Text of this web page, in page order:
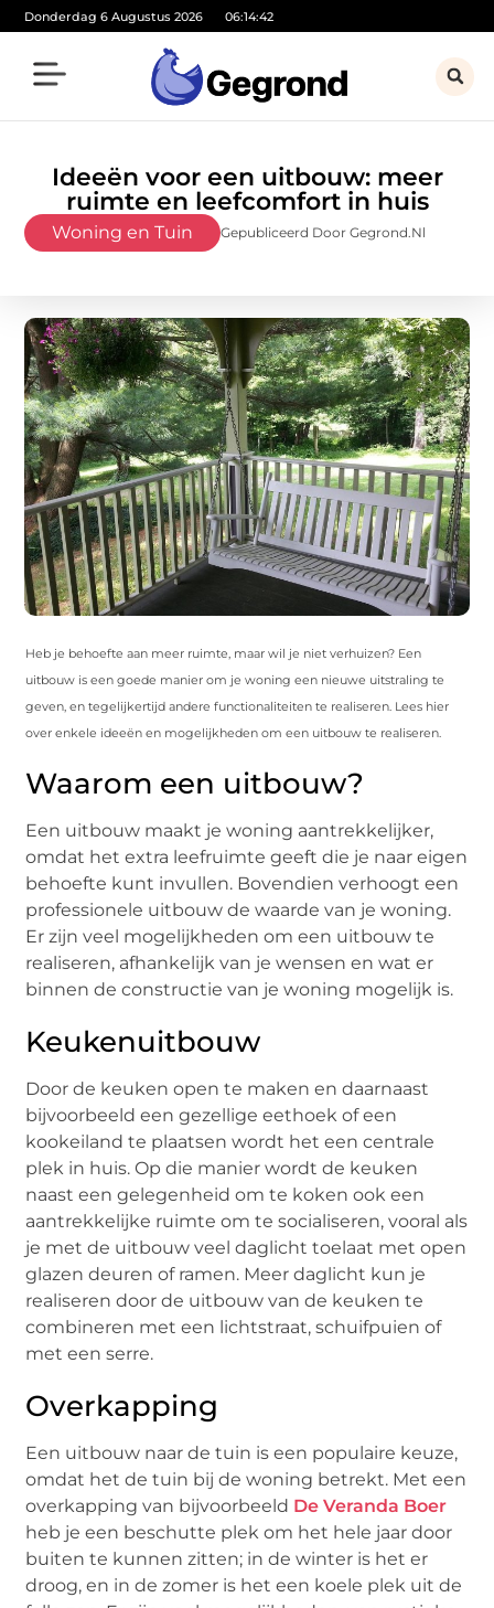
Donderdag 6 Augustus 2026 06:14:43
Ideeën voor een uitbouw: meer
ruimte en leefcomfort in huis
Woning en Tuin Gepubliceerd Door Gegrond.nl
Heb je behoefte aan meer ruimte, maar wil je niet verhuizen? Een
uitbouw is een goede manier om je woning een nieuwe uitstraling te
geven, en tegelijkertijd andere functionaliteiten te realiseren. Lees hier
over enkele ideeën en mogelijkheden om een uitbouw te realiseren.
Waarom een uitbouw?
Een uitbouw maakt je woning aantrekkelijker,
omdat het extra leefruimte geeft die je naar eigen
behoefte kunt invullen. Bovendien verhoogt een
professionele uitbouw de waarde van je woning.
Er zijn veel mogelijkheden om een uitbouw te
realiseren, afhankelijk van je wensen en wat er
binnen de constructie van je woning mogelijk is.
Keukenuitbouw
Door de keuken open te maken en daarnaast
bijvoorbeeld een gezellige eethoek of een
kookeiland te plaatsen wordt het een centrale
plek in huis. Op die manier wordt de keuken
naast een gelegenheid om te koken ook een
aantrekkelijke ruimte om te socialiseren, vooral als
je met de uitbouw veel daglicht toelaat met open
glazen deuren of ramen. Meer daglicht kun je
realiseren door de uitbouw van de keuken te
combineren met een lichtstraat, schuifpuien of
met een serre.
Overkapping
Een uitbouw naar de tuin is een populaire keuze,
omdat het de tuin bij de woning betrekt. Met een
overkapping van bijvoorbeeld De Veranda Boer
heb je een beschutte plek om het hele jaar door
buiten te kunnen zitten; in de winter is het er
droog, en in de zomer is het een koele plek uit de